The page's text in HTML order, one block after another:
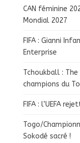
CAN féminine
Mondial 2027
FIFA : Gianni
Enterprise
Tchoukball : The
champions du
FIFA : l’UEFA
Togo/
Sokodé sacré !